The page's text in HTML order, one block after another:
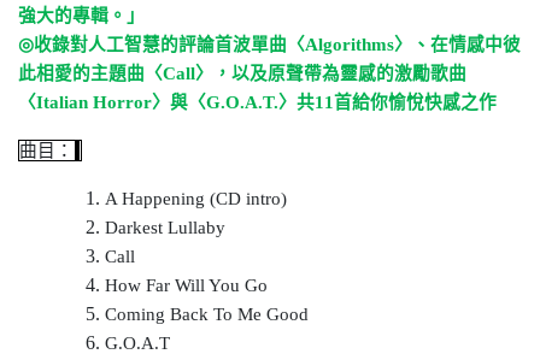
強大的專輯。」
◎收錄對人工智慧的評論首波單曲〈Algorithms〉、在情感中彼
此相愛的主題曲〈Call〉，以及原聲帶為靈感的激勵歌曲
〈Italian Horror〉與〈G.O.A.T.〉共11首給你愉悅快感之作
曲目：
A Happening (CD intro)
Darkest Lullaby
Call
How Far Will You Go
Coming Back To Me Good
G.O.A.T